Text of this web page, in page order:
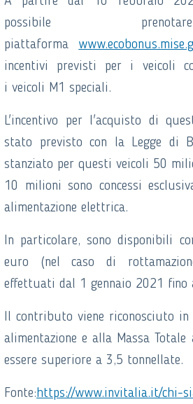
possibile
piattaforma
incentivi previsti per i veicoli
i veicoli M1 speciali.
L'incentivo per l'acquisto di
stato previsto con la Legge di
stanziato per questi veicoli 50
10 milioni sono concessi
alimentazione elettrica.
In particolare, sono disponibili
euro (nel caso di
effettuati dal 1 gennaio 2021 fino
Il contributo viene riconosciuto
alimentazione e alla Massa
essere superiore a 3,5 tonnellate.
Fonte:https://www.invitalia.it/chi-